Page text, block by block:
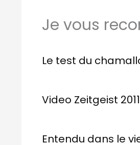
Je vous
Le test du
Video Zeitgeist
Entendu dans le